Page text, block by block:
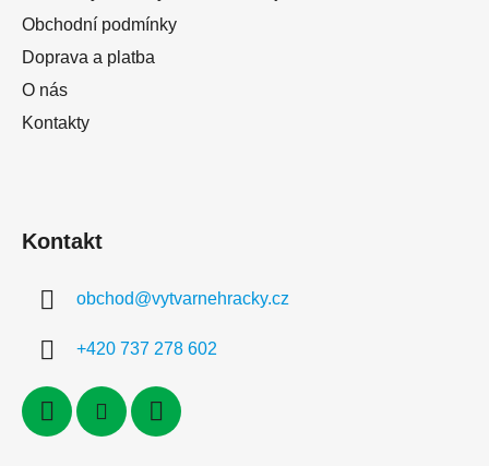
Obchodní podmínky
Doprava a platba
O nás
Kontakty
Kontakt
obchod@vytvarnehracky.cz
+420 737 278 602